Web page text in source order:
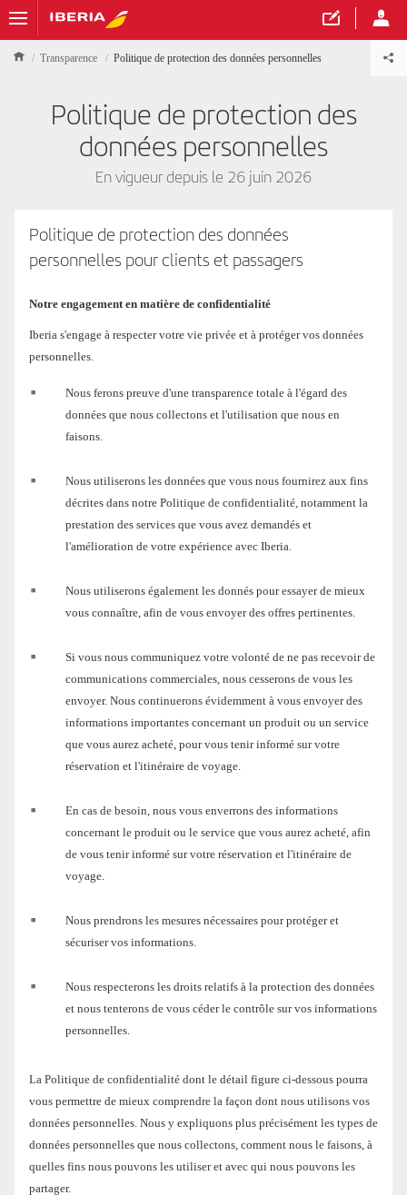
Transparence Politique de protection des données personnelles
Politique de protection des
données personnelles
En vigueur depuis le 26 juin 2026
Politique de protection des données
personnelles pour clients et passagers
Notre engagement en matière de confidentialité
Iberia s'engage à respecter votre vie privée et à protéger vos données
personnelles.
Nous ferons preuve d'une transparence totale à l'égard des
données que nous collectons et l'utilisation que nous en
faisons.
Nous utiliserons les données que vous nous fournirez aux fins
décrites dans notre Politique de confidentialité, notamment la
prestation des services que vous avez demandés et
l'amélioration de votre expérience avec Iberia.
Nous utiliserons également les donnés pour essayer de mieux
vous connaître, afin de vous envoyer des offres pertinentes.
Si vous nous communiquez votre volonté de ne pas recevoir de
communications commerciales, nous cesserons de vous les
envoyer. Nous continuerons évidemment à vous envoyer des
informations importantes concernant un produit ou un service
que vous aurez acheté, pour vous tenir informé sur votre
réservation et l'itinéraire de voyage.
En cas de besoin, nous vous enverrons des informations
concernant le produit ou le service que vous aurez acheté, afin
de vous tenir informé sur votre réservation et l'itinéraire de
voyage.
Nous prendrons les mesures nécessaires pour protéger et
sécuriser vos informations.
Nous respecterons les droits relatifs à la protection des données
et nous tenterons de vous céder le contrôle sur vos informations
personnelles.
La Politique de confidentialité dont le détail figure ci-dessous pourra
vous permettre de mieux comprendre la façon dont nous utilisons vos
données personnelles. Nous y expliquons plus précisément les types de
données personnelles que nous collectons, comment nous le faisons, à
quelles fins nous pouvons les utiliser et avec qui nous pouvons les
partager.